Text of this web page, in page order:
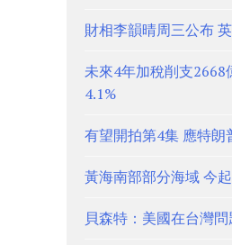
財相李韻晴周三公布
未來4年加稅削支2668
4.1%
有望開拍第4集 應特朗
黃海南部部分海域 今
貝森特：美國在台灣